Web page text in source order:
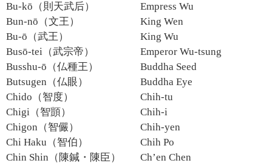
Bu-kō（則天武后）
Empress Wu
Bun-nō（文王）
King Wen
Bu-ō（武王）
King Wu
Busō-tei（武宗帝）
Emperor Wu-tsung
Busshu-ō（仏種王）
Buddha Seed
Butsugen（仏眼）
Buddha Eye
Chido（智度）
Chih-tu
Chigi（智顗）
Chih-i
Chigon（智儼）
Chih-yen
Chi Haku（智伯）
Chih Po
Chin Shin（陳鍼・陳臣）
Ch’en Chen